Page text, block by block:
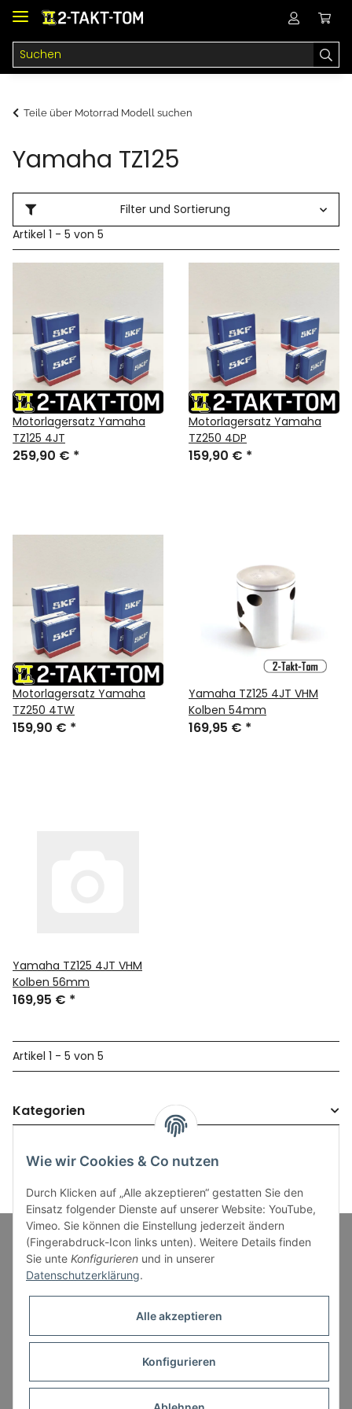
Teile über Motorrad Modell suchen
Yamaha TZ125
Filter und Sortierung
Artikel 1 - 5 von 5
Motorlagersatz Yamaha
TZ125 4JT
259,90 € *
Motorlagersatz Yamaha
TZ250 4DP
159,90 € *
Motorlagersatz Yamaha
TZ250 4TW
159,90 € *
Yamaha TZ125 4JT VHM
Kolben 54mm
169,95 € *
Yamaha TZ125 4JT VHM
Kolben 56mm
169,95 € *
Artikel 1 - 5 von 5
Kategorien
Informationen
* Alle Preise inkl. gesetzlicher USt., zzgl.Versand
Wie wir Cookies & Co nutzen
Durch Klicken auf „Alle akzeptieren“ gestatten Sie den
Einsatz folgender Dienste auf unserer Website: YouTube,
Vimeo. Sie können die Einstellung jederzeit ändern
(Fingerabdruck-Icon links unten). Weitere Details finden
Sie unte Konfigurieren und in unserer
Datenschutzerklärung.
Alle akzeptieren
Konfigurieren